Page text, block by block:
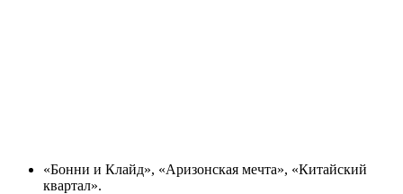
«Бонни и Клайд», «Аризонская мечта», «Китайский
квартал».